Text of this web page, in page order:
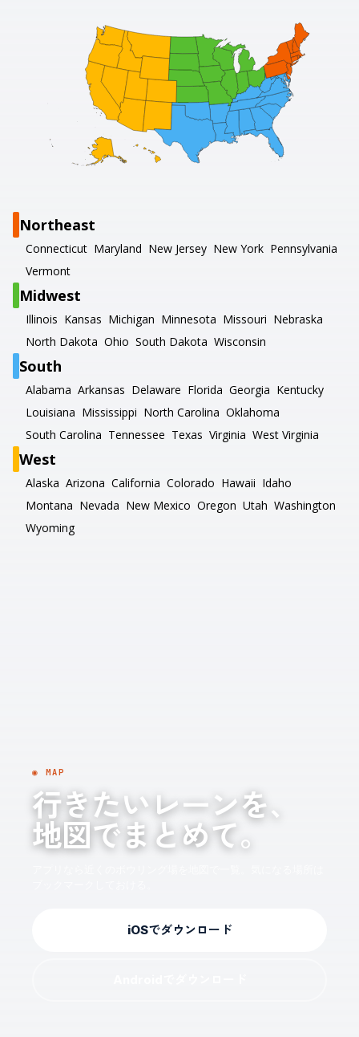
Northeast
Connecticut Maryland New Jersey New York Pennsylvania
Vermont
Midwest
Illinois Kansas Michigan Minnesota Missouri Nebraska
North Dakota Ohio South Dakota Wisconsin
South
Alabama Arkansas Delaware Florida Georgia Kentucky
Louisiana Mississippi North Carolina Oklahoma
South Carolina Tennessee Texas Virginia West Virginia
West
Alaska Arizona California Colorado Hawaii Idaho
Montana Nevada New Mexico Oregon Utah Washington
Wyoming
◉ MAP
行きたいレーンを、
地図でまとめて。
iOSでダウンロード